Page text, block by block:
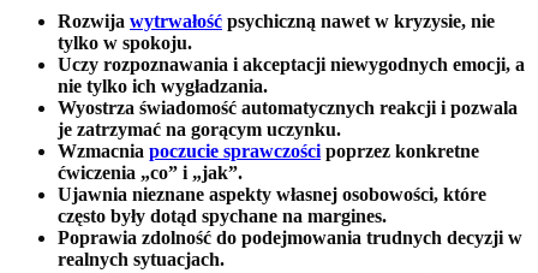
Rozwija wytrwałość psychiczną nawet w kryzysie, nie
tylko w spokoju.
Uczy rozpoznawania i akceptacji niewygodnych emocji, a
nie tylko ich wygładzania.
Wyostrza świadomość automatycznych reakcji i pozwala
je zatrzymać na gorącym uczynku.
Wzmacnia poczucie sprawczości poprzez konkretne
ćwiczenia „co” i „jak”.
Ujawnia nieznane aspekty własnej osobowości, które
często były dotąd spychane na margines.
Poprawia zdolność do podejmowania trudnych decyzji w
realnych sytuacjach.